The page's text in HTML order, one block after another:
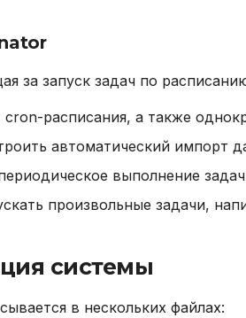
за запуск задач по
расписания, а также
автоматический импорт
выполнение
произвольные задачи,
системы
в нескольких файлах: